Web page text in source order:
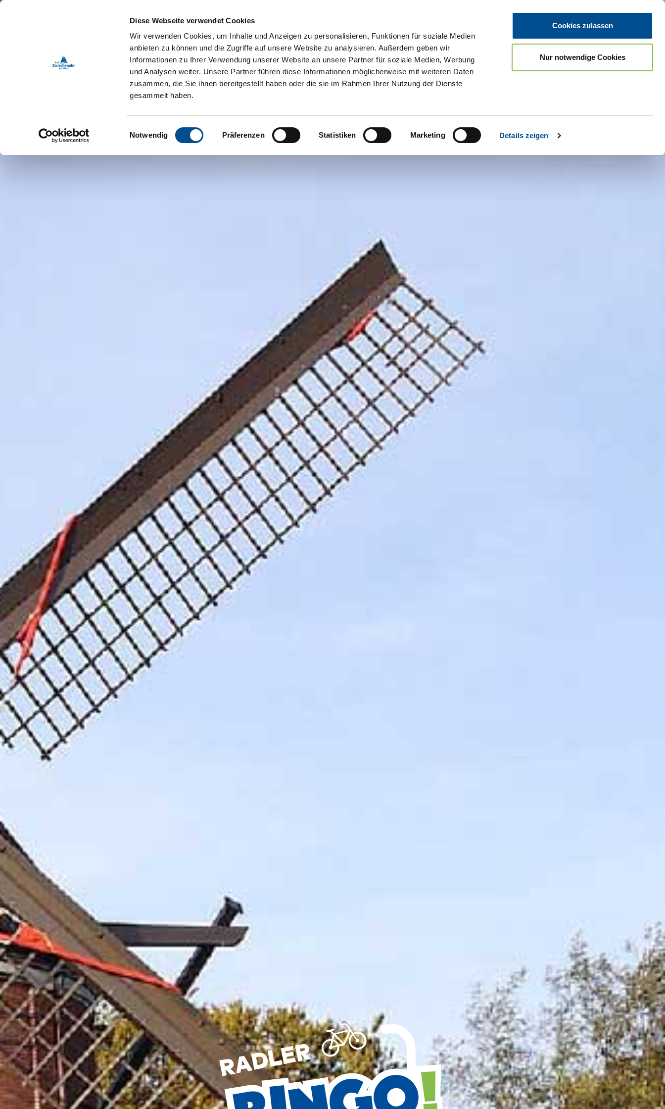
Diese Webseite verwendet Cookies
Wir verwenden Cookies, um Inhalte und Anzeigen zu personalisieren, Funktionen für soziale Medien
anbieten zu können und die Zugriffe auf unsere Website zu analysieren. Außerdem geben wir
Informationen zu Ihrer Verwendung unserer Website an unsere Partner für soziale Medien, Werbung
und Analysen weiter. Unsere Partner führen diese Informationen möglicherweise mit weiteren Daten
zusammen, die Sie ihnen bereitgestellt haben oder die sie im Rahmen Ihrer Nutzung der Dienste
gesammelt haben.
Einwilligungsauswahl
Notwendig Präferenzen Statistiken Marketing Details zeigen
Cookies zulassen
Nur notwendige Cookies
Zum
Gewinne Jetzt Mitspielen